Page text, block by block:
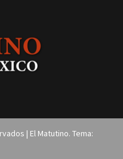
| El Matutino. Tema: